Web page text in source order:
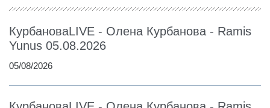
КурбановаLIVE - Олена Курбанова - Ramis
Yunus 05.08.2026
05/08/2026